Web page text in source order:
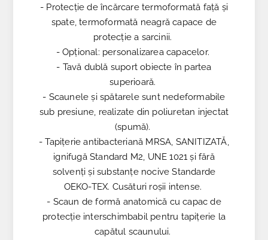
- Protecție de încărcare termoformată față și
spate, termoformată neagră capace de
protecție a sarcinii.
- Opțional: personalizarea capacelor.
- Tavă dublă suport obiecte în partea
superioară.
- Scaunele și spătarele sunt nedeformabile
sub presiune, realizate din poliuretan injectat
(spumă).
- Tapițerie antibacteriană MRSA, SANITIZATĂ,
ignifugă Standard M2, UNE 1021 și fără
solvenți și substanțe nocive Standarde
OEKO-TEX. Cusături roșii intense.
- Scaun de formă anatomică cu capac de
protecție interschimbabil pentru tapițerie la
capătul scaunului.